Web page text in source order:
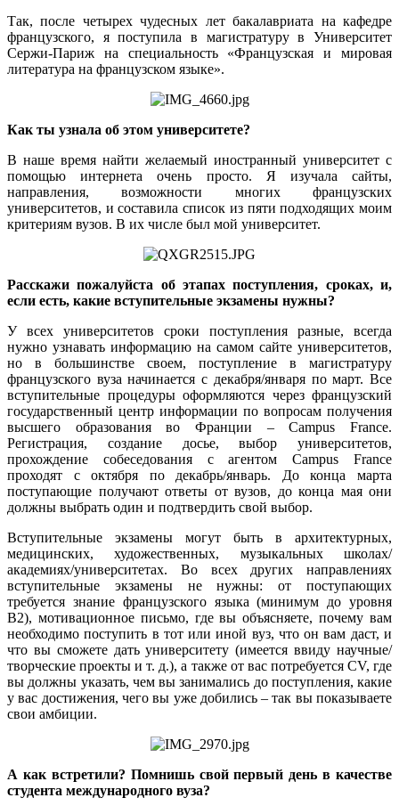
Так, после четырех чудесных лет бакалавриата на кафедре
французского, я поступила в магистратуру в Университет
Сержи-Париж на специальность «Французская и мировая
литература на французском языке».
Как ты узнала об этом университете?
В наше время найти желаемый иностранный университет с
помощью интернета очень просто. Я изучала сайты,
направления, возможности многих французских
университетов, и составила список из пяти подходящих моим
критериям вузов. В их числе был мой университет.
Расскажи пожалуйста об этапах поступления, сроках, и,
если есть, какие вступительные экзамены нужны?
У всех университетов сроки поступления разные, всегда
нужно узнавать информацию на самом сайте университетов,
но в большинстве своем, поступление в магистратуру
французского вуза начинается с декабря/января по март. Все
вступительные процедуры оформляются через французский
государственный центр информации по вопросам получения
высшего образования во Франции – Campus France.
Регистрация, создание досье, выбор университетов,
прохождение собеседования с агентом Campus France
проходят с октября по декабрь/январь. До конца марта
поступающие получают ответы от вузов, до конца мая они
должны выбрать один и подтвердить свой выбор.
Вступительные экзамены могут быть в архитектурных,
медицинских, художественных, музыкальных школах/
академиях/университетах. Во всех других направлениях
вступительные экзамены не нужны: от поступающих
требуется знание французского языка (минимум до уровня
В2), мотивационное письмо, где вы объясняете, почему вам
необходимо поступить в тот или иной вуз, что он вам даст, и
что вы сможете дать университету (имеется ввиду научные/
творческие проекты и т. д.), а также от вас потребуется CV, где
вы должны указать, чем вы занимались до поступления, какие
у вас достижения, чего вы уже добились – так вы показываете
свои амбиции.
А как встретили? Помнишь свой первый день в качестве
студента международного вуза?